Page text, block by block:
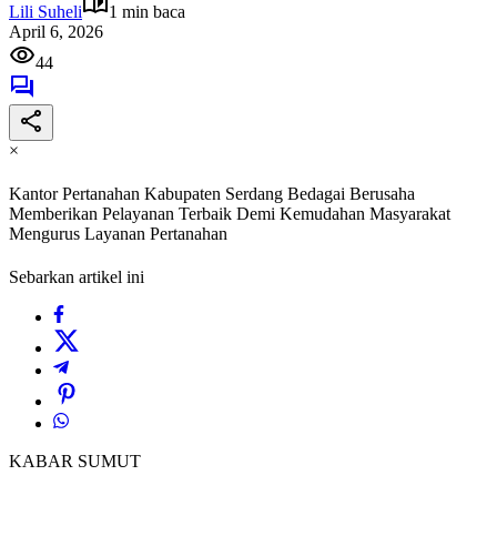
Lili Suheli
1 min baca
April 6, 2026
44
×
Kantor Pertanahan Kabupaten Serdang Bedagai Berusaha
Memberikan Pelayanan Terbaik Demi Kemudahan Masyarakat
Mengurus Layanan Pertanahan
Sebarkan artikel ini
KABAR SUMUT